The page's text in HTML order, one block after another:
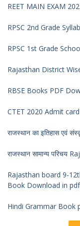
REET MAIN EXAM
RPSC 1st Grade
Rajasthan District
RBSE Books PDF
CTET 2020 Admit
राजस्थान का इतिहास एवं
राजस्थान सामान्य परिचय
Rajasthan board 9-
Book Download in pdf
Hindi Grammar Book